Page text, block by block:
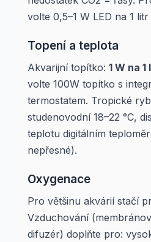
volte 0,5–1 W LED na 1 litr
Topení a teplota
Akvarijní topítko: 1 W na
volte 100W topítko s
termostatem. Tropické
studenovodní 18–22 °C,
teplotu digitálním
nepřesné).
Oxygenace
Pro většinu akvárií stačí
Vzduchování
difuzér) doplňte pro: